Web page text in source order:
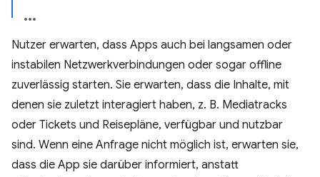
Nutzer erwarten, dass Apps auch bei langsamen oder
instabilen Netzwerkverbindungen oder sogar offline
zuverlässig starten. Sie erwarten, dass die Inhalte, mit
denen sie zuletzt interagiert haben, z. B. Mediatracks
oder Tickets und Reisepläne, verfügbar und nutzbar
sind. Wenn eine Anfrage nicht möglich ist, erwarten sie,
dass die App sie darüber informiert, anstatt